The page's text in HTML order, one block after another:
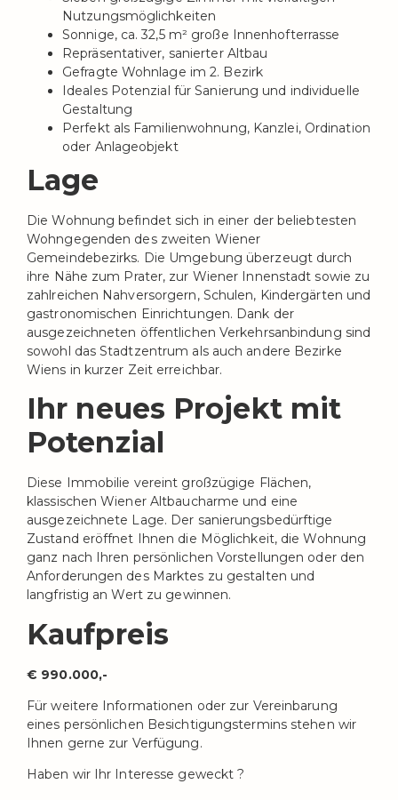
Nutzungsmöglichkeiten
Sonnige, ca. 32,5 m² große Innenhofterrasse
Repräsentativer, sanierter Altbau
Gefragte Wohnlage im 2. Bezirk
Ideales Potenzial für Sanierung und individuelle
Gestaltung
Perfekt als Familienwohnung, Kanzlei, Ordination
oder Anlageobjekt
Lage
Die Wohnung befindet sich in einer der beliebtesten
Wohngegenden des zweiten Wiener
Gemeindebezirks. Die Umgebung überzeugt durch
ihre Nähe zum Prater, zur Wiener Innenstadt sowie zu
zahlreichen Nahversorgern, Schulen, Kindergärten und
gastronomischen Einrichtungen. Dank der
ausgezeichneten öffentlichen Verkehrsanbindung sind
sowohl das Stadtzentrum als auch andere Bezirke
Wiens in kurzer Zeit erreichbar.
Ihr neues Projekt mit
Potenzial
Diese Immobilie vereint großzügige Flächen,
klassischen Wiener Altbaucharme und eine
ausgezeichnete Lage. Der sanierungsbedürftige
Zustand eröffnet Ihnen die Möglichkeit, die Wohnung
ganz nach Ihren persönlichen Vorstellungen oder den
Anforderungen des Marktes zu gestalten und
langfristig an Wert zu gewinnen.
Kaufpreis
€ 990.000,-
Für weitere Informationen oder zur Vereinbarung
eines persönlichen Besichtigungstermins stehen wir
Ihnen gerne zur Verfügung.
Haben wir Ihr Interesse geweckt ?